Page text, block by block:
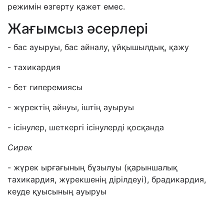
режимін өзгерту қажет емес.
Жағымсыз әсерлері
- бас ауыруы, бас айналу, ұйқышылдық, қажу
- тахикардия
- бет гиперемиясы
- жүректің айнуы, іштің ауыруы
- ісінулер, шеткергі ісінулерді қосқанда
Сирек
- жүрек ырғағының бұзылуы (қарыншалық
тахикардия, жүрекшенің дірілдеуі), брадикардия,
кеуде қуысының ауыруы